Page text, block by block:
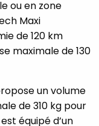
ou en zone
Maxi
de 120 km
maximale de 130
un volume
de 310 kg pour
équipé d’un